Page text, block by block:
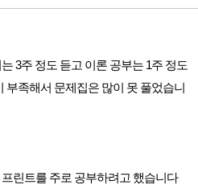
3주 정도 듣고 이론 공부는 1주 정도
부족해서 문제집은 많이 못 풀었습니
린트를 주로 공부하려고 했습니다